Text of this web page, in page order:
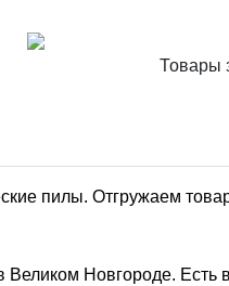
Товары
пилы. Отгружаем
Новгороде. Есть